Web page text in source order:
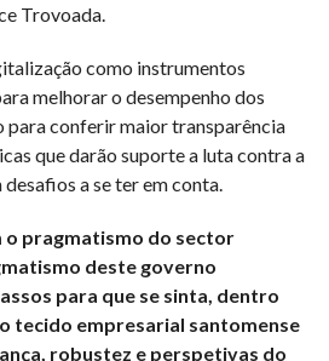
Trovoada.
como instrumentos
melhorar o desempenho dos
para conferir maior transparência
que darão suporte a luta contra a
a se ter em conta.
o pragmatismo do sector
deste governo
para que se sinta, dentro
tecido empresarial santomense
robustez e perspetivas do